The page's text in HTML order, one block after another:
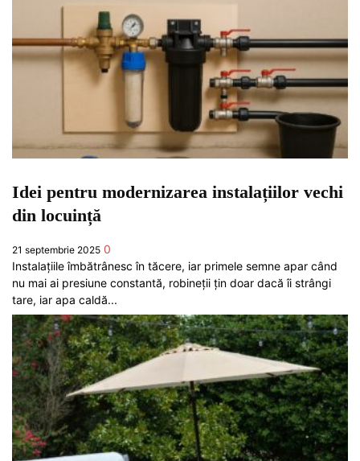
Idei pentru modernizarea instalațiilor vechi
din locuință
21 septembrie 2025 0
Instalațiile îmbătrânesc în tăcere, iar primele semne apar când
nu mai ai presiune constantă, robineții țin doar dacă îi strângi
tare, iar apa caldă...